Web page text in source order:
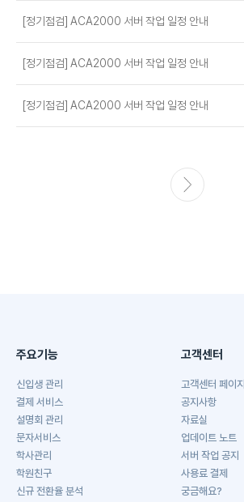
[정기점검] ACA2000 서버 작업 일정 안내
[정기점검] ACA2000 서버 작업 일정 안내
[정기점검] ACA2000 서버 작업 일정 안내
주요기능
신입생 관리
결제 서비스
설명회 관리
문자서비스
학사관리
학원친구
신규 전환율 분석
고객센터
고객센터 페이지
공지사항
자료실
업데이트 노트
서버 작업 공지
사용료 결제
궁금해요?